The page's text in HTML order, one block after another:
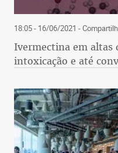
18:05 - 16/06/2021 -
Ivermectina em altas
intoxicação e até